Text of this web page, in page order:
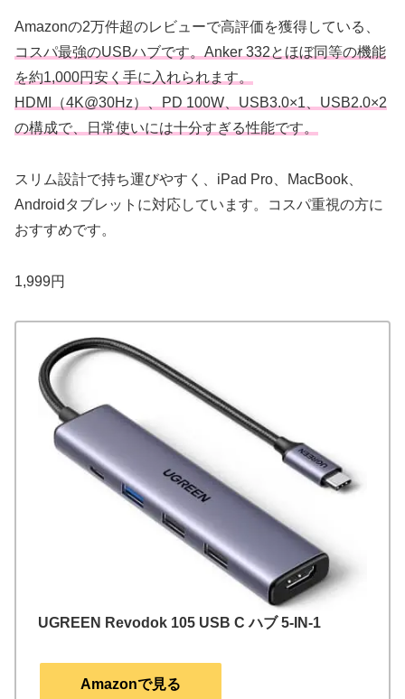
Amazonの2万件超のレビューで高評価を獲得している、
コスパ最強のUSBハブです。Anker 332とほぼ同等の機能
を約1,000円安く手に入れられます。
HDMI（4K@30Hz）、PD 100W、USB3.0×1、USB2.0×2
の構成で、日常使いには十分すぎる性能です。
スリム設計で持ち運びやすく、iPad Pro、MacBook、
Androidタブレットに対応しています。コスパ重視の方に
おすすめです。
1,999円
UGREEN Revodok 105 USB C ハブ 5-IN-1
Amazonで見る